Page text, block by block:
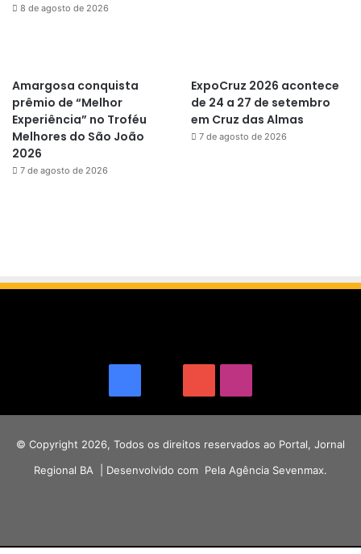
8 de agosto de 2026
Amargosa conquista
prêmio de “Melhor
Experiência” no Troféu
Melhores do São João
2026
7 de agosto de 2026
ExpoCruz 2026 acontece
de 24 a 27 de setembro
em Cruz das Almas
7 de agosto de 2026
© Copyright 2026, Todos os direitos reservados ao Portal, Jornal
Regional BA | Desenvolvido com Pela Agência Sevenmax.